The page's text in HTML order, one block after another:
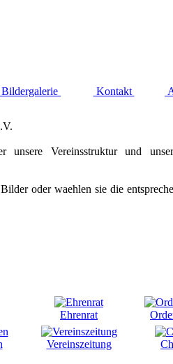
Bildergalerie Kontakt
Vereinsstruktur und
oder waehlen sie die
Ehrenrat
Vereinszeitung